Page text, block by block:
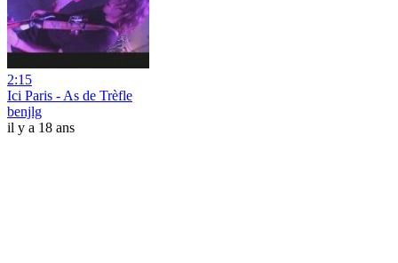
2:15
Ici Paris - As de Trèfle
benjlg
il y a 18 ans